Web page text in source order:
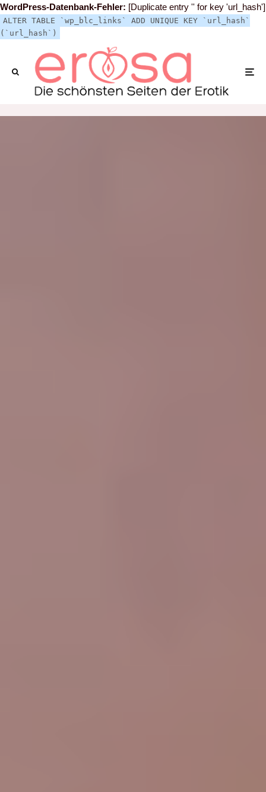
WordPress-Datenbank-Fehler: [Duplicate entry '' for key 'url_hash']
ALTER TABLE `wp_blc_links` ADD UNIQUE KEY `url_hash`
(`url_hash`)